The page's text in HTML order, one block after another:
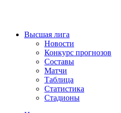
Высшая лига
Новости
Конкурс прогнозов
Составы
Матчи
Таблица
Статистика
Стадионы